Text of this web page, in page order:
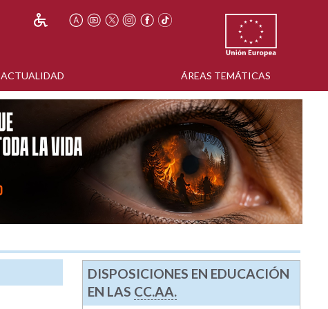
ACTUALIDAD ÁREAS TEMÁTICAS
DISPOSICIONES EN EDUCACIÓN
EN LAS CC.AA.